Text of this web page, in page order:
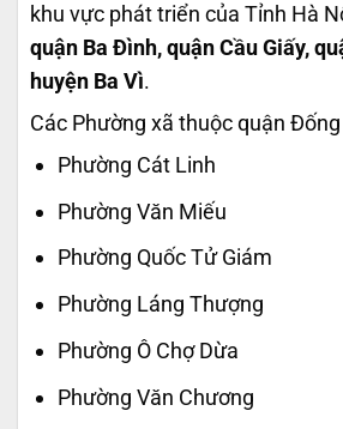
khu vực phát triển của Tỉnh Hà
quận Ba Đình, quận Cầu Giấy,
huyện Ba Vì.
Các Phường xã thuộc quận
Phường Cát Linh
Phường Văn Miếu
Phường Quốc Tử Giám
Phường Láng Thượng
Phường Ô Chợ Dừa
Phường Văn Chương